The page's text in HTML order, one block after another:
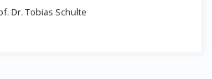
Dr. Tobias Schulte